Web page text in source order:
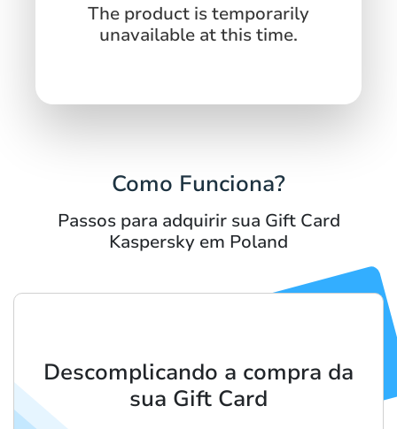
The product is temporarily
unavailable at this time.
Como Funciona?
Passos para adquirir sua Gift Card
Kaspersky em Poland
Descomplicando a compra da
sua Gift Card